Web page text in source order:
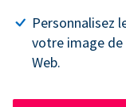
Personnalisez
votre image
Web.